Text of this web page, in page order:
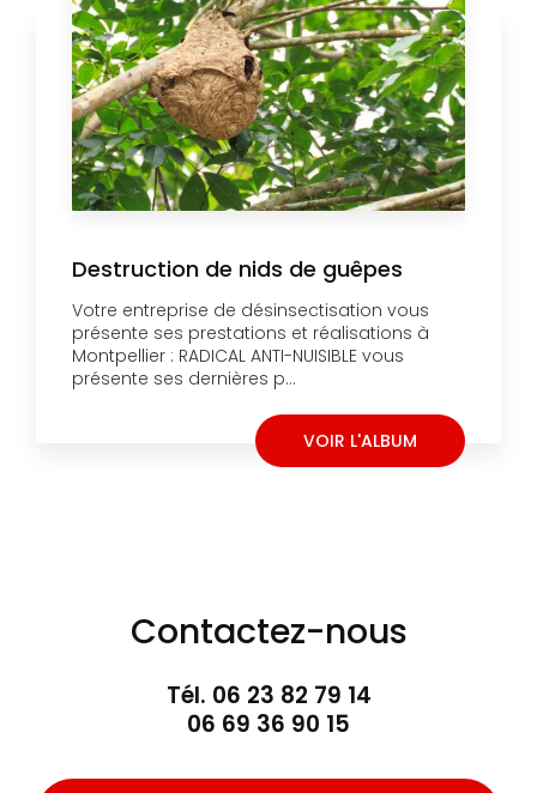
Destruction de nids de guêpes
Votre entreprise de désinsectisation vous
présente ses prestations et réalisations à
Montpellier : RADICAL ANTI-NUISIBLE vous
présente ses dernières p...
VOIR L'ALBUM
Contactez-nous
Tél. 06 23 82 79 14
06 69 36 90 15